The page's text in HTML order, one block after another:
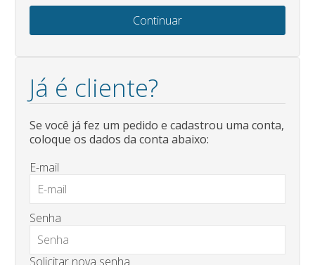
Continuar
Já é cliente?
Se você já fez um pedido e cadastrou uma conta,
coloque os dados da conta abaixo:
E-mail
Senha
Solicitar nova senha